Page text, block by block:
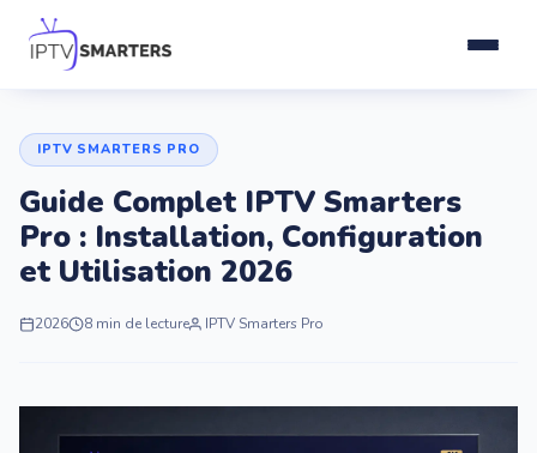
Installation
Commander
IPTV SMARTERS PRO
Guide Complet IPTV Smarters
Pro : Installation, Configuration
et Utilisation 2026
2026 8 min de lecture IPTV Smarters Pro